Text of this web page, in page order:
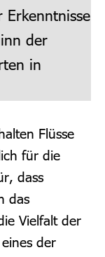
Erkenntnisse
der
in
Flüsse
für die
dass
das
Vielfalt der
der